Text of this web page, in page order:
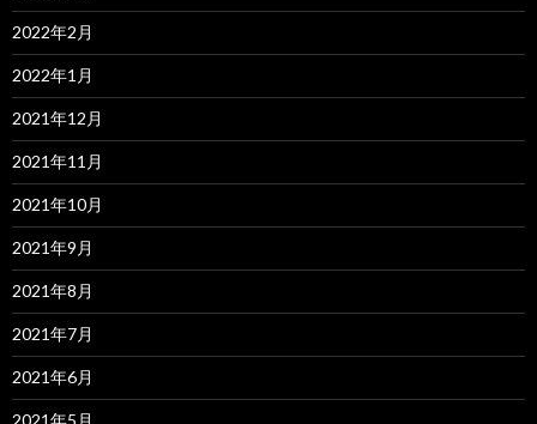
2022年2月
2022年1月
2021年12月
2021年11月
2021年10月
2021年9月
2021年8月
2021年7月
2021年6月
2021年5月